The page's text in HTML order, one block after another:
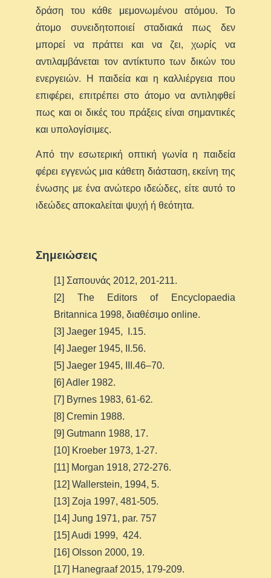
δράση του κάθε μεμονωμένου ατόμου. Το
άτομο συνειδητοποιεί σταδιακά πως δεν
μπορεί να πράττει και να ζει, χωρίς να
αντιλαμβάνεται τον αντίκτυπο των δικών του
ενεργειών. Η παιδεία και η καλλιέργεια που
επιφέρει, επιτρέπει στο άτομο να αντιληφθεί
πως και οι δικές του πράξεις είναι σημαντικές
και υπολογίσιμες.
Από την εσωτερική οπτική γωνία η παιδεία
φέρει εγγενώς μια κάθετη διάσταση, εκείνη της
ένωσης με ένα ανώτερο ιδεώδες, είτε αυτό το
ιδεώδες αποκαλείται ψυχή ή θεότητα.
Σημειώσεις
[1] Σαπουνάς 2012, 201-211.
[2] The Editors of Encyclopaedia
Britannica 1998, διαθέσιμο online.
[3] Jaeger 1945, I.15.
[4] Jaeger 1945, II.56.
[5] Jaeger 1945, III.46–70.
[6] Adler 1982.
[7] Byrnes 1983, 61-62.
[8] Cremin 1988.
[9] Gutmann 1988, 17.
[10] Kroeber 1973, 1-27.
[11] Morgan 1918, 272-276.
[12] Wallerstein, 1994, 5.
[13] Zoja 1997, 481-505.
[14] Jung 1971, par. 757
[15] Audi 1999, 424.
[16] Olsson 2000, 19.
[17] Hanegraaf 2015, 179-209.